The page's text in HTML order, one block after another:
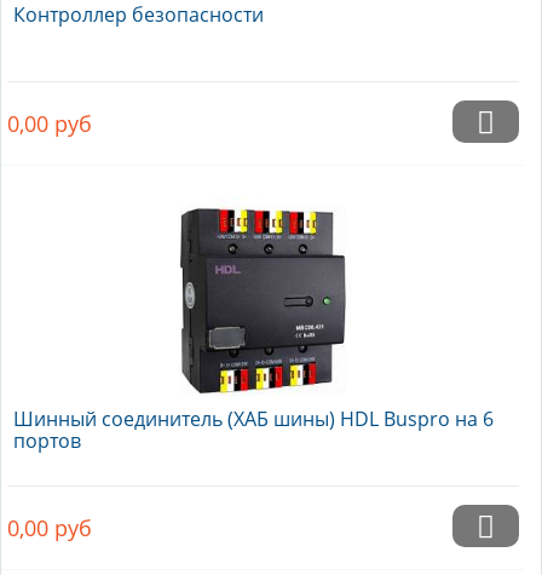
Контроллер безопасности
0,00 руб
Шинный соединитель (ХАБ шины) HDL Buspro на 6
портов
0,00 руб